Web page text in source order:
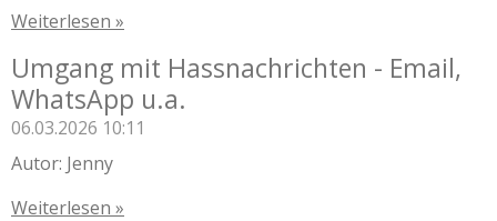
Weiterlesen »
Umgang mit Hassnachrichten - Email,
WhatsApp u.a.
06.03.2026 10:11
Autor: Jenny
Weiterlesen »